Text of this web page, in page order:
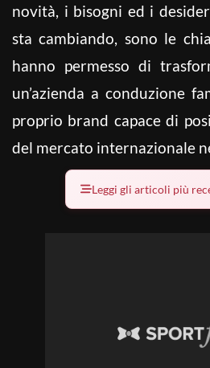
novità, i bisogni ed i
sta cambiando, sono le
hanno permesso di
un’azienda a conduzione
proprio brand capace di
del mercato internazionale
Leggi gli articoli più